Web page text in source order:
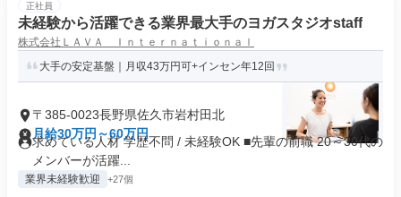
正社員
未経験から活躍できる業界最大手のヨガスタジオstaff
株式会社ＬＡＶＡ Ｉｎｔｅｒｎａｔｉｏｎａｌ
大手の安定基盤｜月収43万円可+インセン年12回
〒385-0023長野県佐久市岩村田北
月給30万円～60万円
求めている人材 学歴不問 / 未経験OK ■先輩の前職 20～30代の
メンバーが活躍...
業界未経験歓迎 +27個